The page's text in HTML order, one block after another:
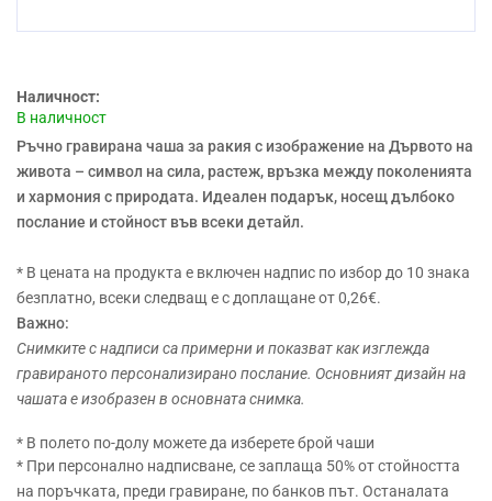
Наличност:
В наличност
Ръчно гравирана чаша за ракия с изображение на Дървото на
живота – символ на сила, растеж, връзка между поколенията
и хармония с природата. Идеален подарък, носещ дълбоко
послание и стойност във всеки детайл.
* В цената на продукта е включен надпис по избор до 10 знака
безплатно, всеки следващ е с доплащане от 0,26€.
Важно:
Снимките с надписи са примерни и показват как изглежда
гравираното персонализирано послание. Основният дизайн на
чашата е изобразен в основната снимка.
* В полето по-долу можете да изберете брой чаши
* При персонално надписване, се заплаща 50% от стойността
на поръчката, преди гравиране, по банков път. Останалата